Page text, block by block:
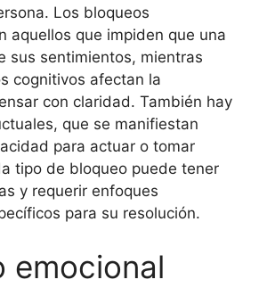
Los bloqueos
aquellos que impiden que una
sus sentimientos, mientras
cognitivos afectan la
con claridad. También hay
que se manifiestan
para actuar o tomar
tipo de bloqueo puede tener
y requerir enfoques
para su resolución.
emocional